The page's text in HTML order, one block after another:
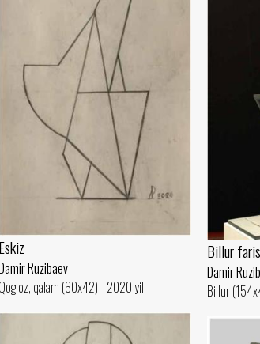
Eskiz
Ruzibaev
Qog‘oz, qalam (60x42) - 2020 yil
Billur
Damir
Billur